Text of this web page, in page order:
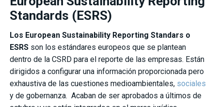
Standards (ESRS)
Los European Sustainability Reporting Standars o
ESRS son los estándares europeos que se plantean
dentro de la CSRD para el reporte de las empresas. Están
dirigidos a configurar una información proporcionada pero
exhaustiva de las cuestiones medioambientales, sociales
y de gobernanza. Acaban de ser aprobados a últimos de